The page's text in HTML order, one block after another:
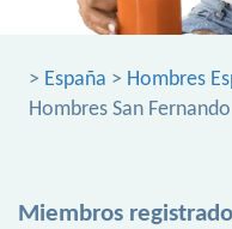
> España > Hombres
Hombres San Fernando
Miembros